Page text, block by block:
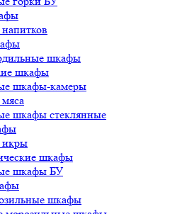
шкафы
шкафы
шкафы-камеры
шкафы стеклянные
шкафы
шкафы БУ
шкафы